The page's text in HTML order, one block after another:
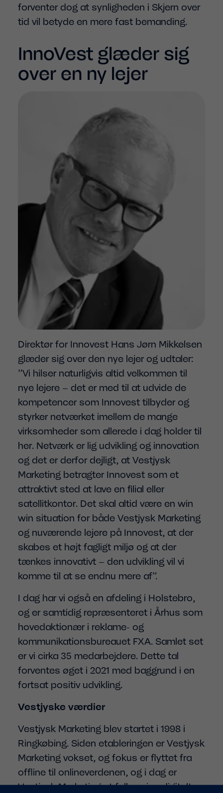
forventer dog at synligheden i Skjern over
tid vil betyde en mere fast bemanding.
InnoVest glæder sig
over en ny lejer
Direktør for Innovest Hans Jørn Mikkelsen
glæder sig over den nye lejer og udtaler:
”Vi hilser naturligvis altid velkommen til
nye lejere – det er med til at udvide de
kompetencer som Innovest tilbyder og
styrker netværket imellem de mange
virksomheder som allerede i dag holder til
her. Netværk er lig udvikling og innovation
og det er derfor dejligt, at Vestjysk
Marketing betragter Innovest som et
attraktivt sted at lave en filial eller
satellitkontor. Det skal altid være en win
win situation for både Vestjysk Marketing
og nuværende lejere på Innovest, at der
skabes et højt fagligt miljø og at der
tænkes innovativt – den udvikling vil vi
komme til at se endnu mere af”.
I dag har vi også en afdeling i Holstebro,
og er samtidig repræsenteret i Århus som
hovedaktionær i reklame- og
kommunikationsbureauet FXA. Samlet set
er vi cirka 35 medarbejdere. Dette tal
forventes øget i 2021 med baggrund i en
fortsat positiv udvikling.
Vestjyske værdier
Vestjysk Marketing blev startet i 1998 i
Ringkøbing. Siden etableringen er Vestjysk
Marketing vokset, og fokus er flyttet fra
offline til onlineverdenen, og i dag er
Vestjysk Marketing et fullservice digitalt